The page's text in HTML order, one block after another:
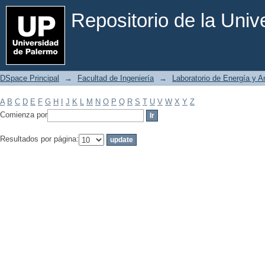
Repositorio de la
Filtrar por: Materia
DSpace Principal → Facultad de Ingeniería → Laboratorio de Energía y
A B C D E F G H J K L M N O P Q R S T U V W X Y Z
Comienza por
Resultados por página: